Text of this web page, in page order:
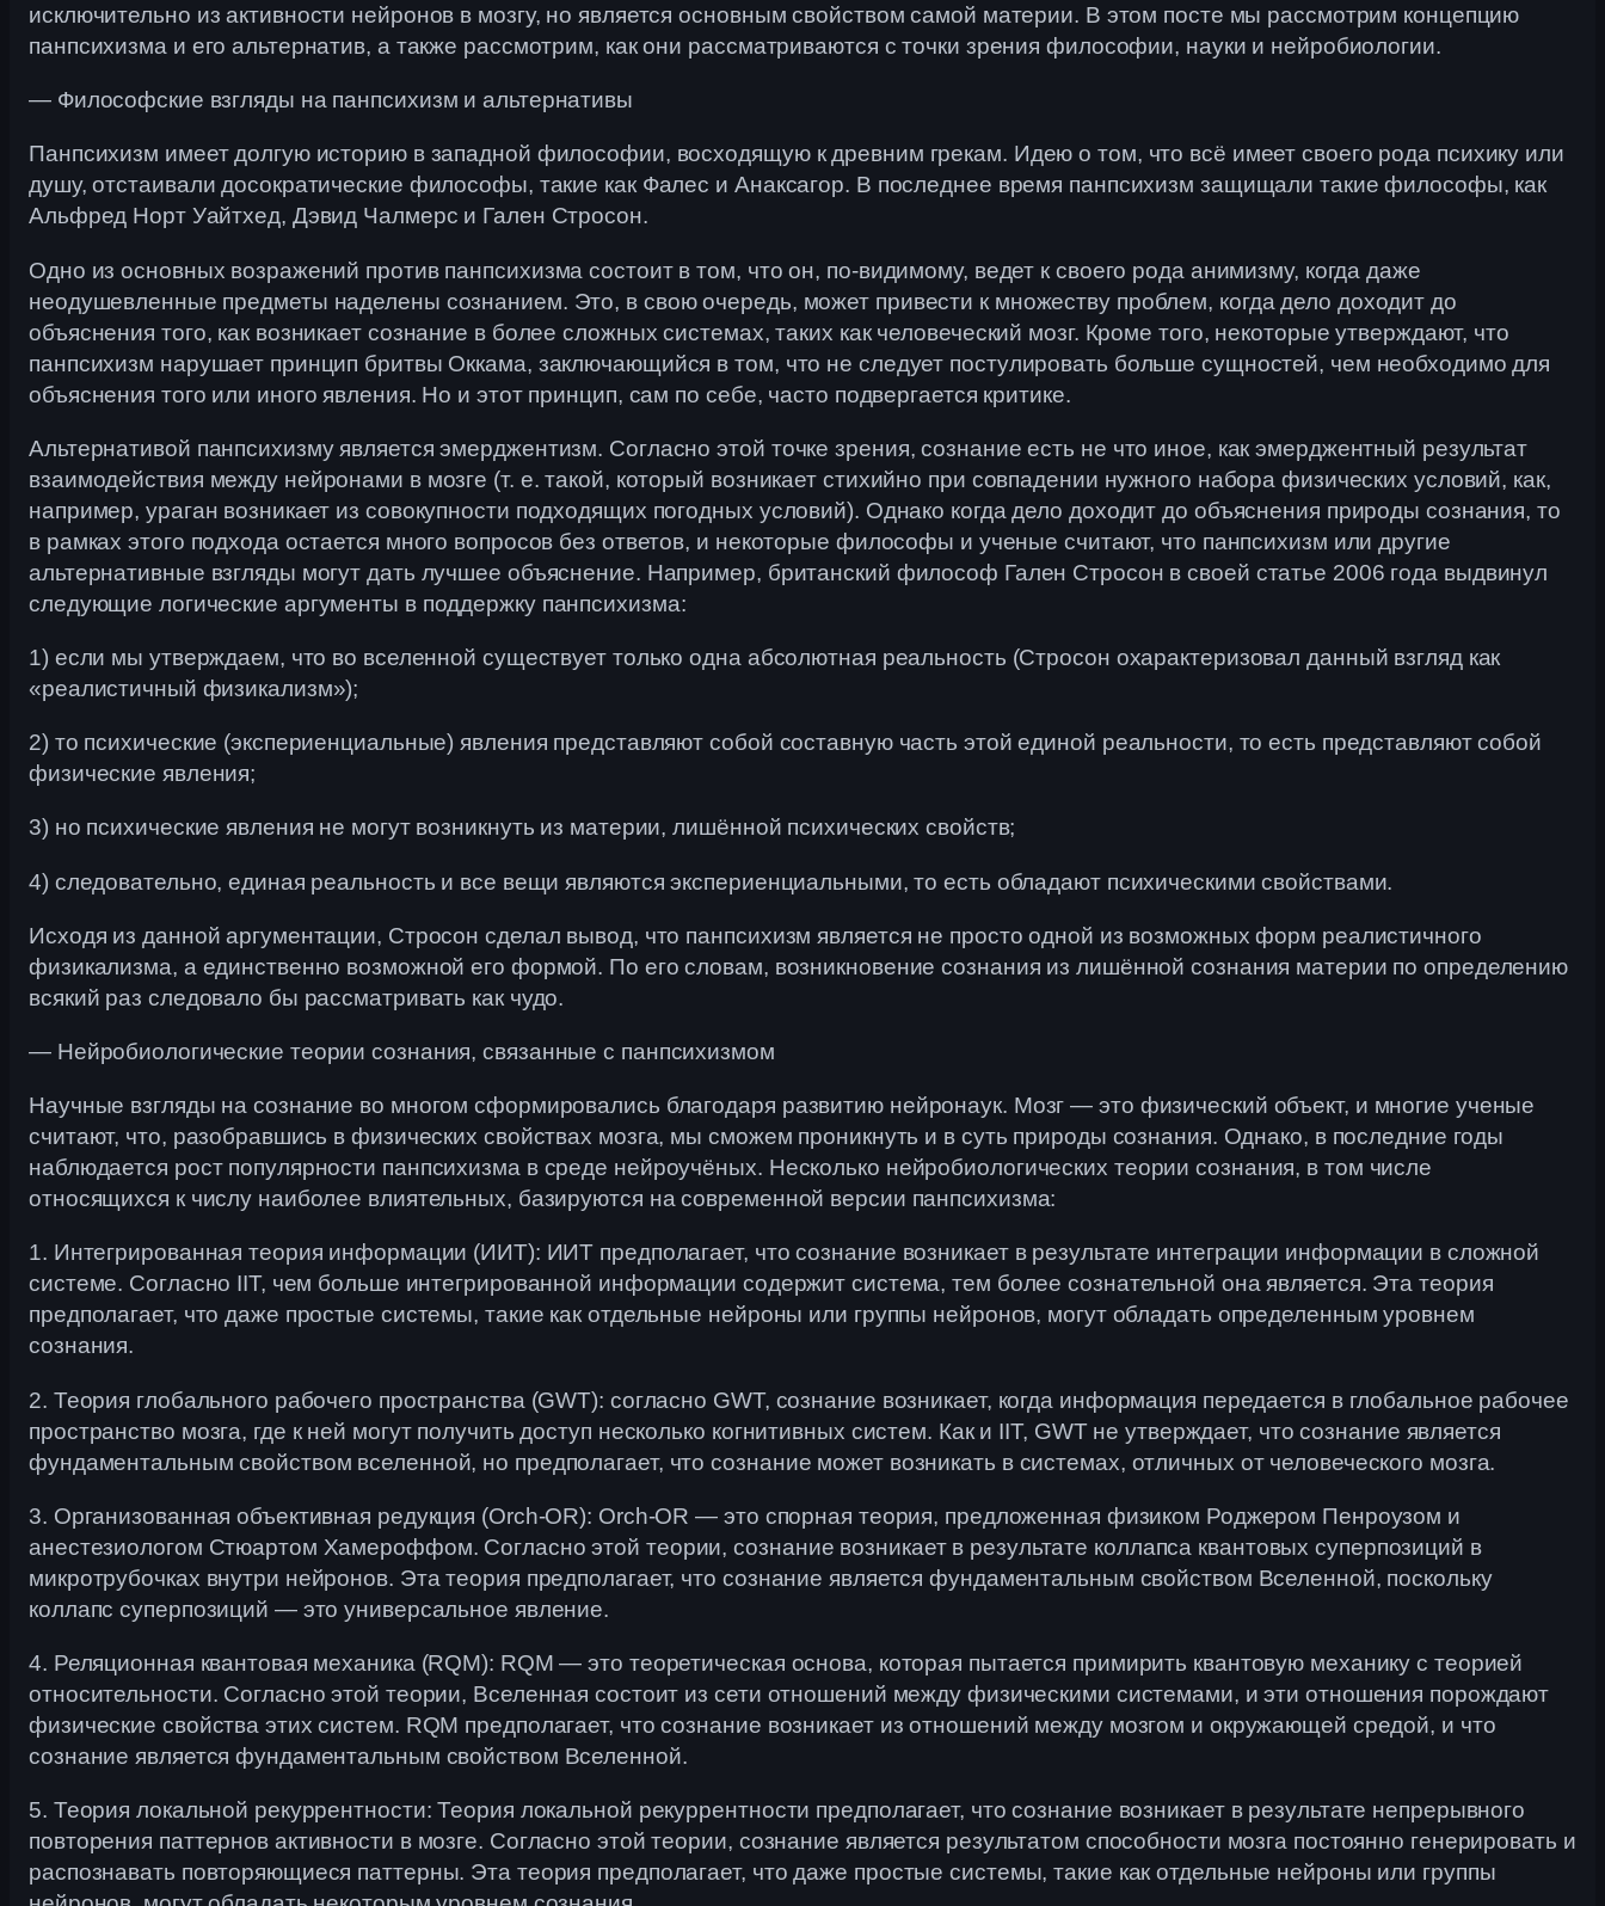
исключительно из активности нейронов в мозгу, но является основным свойством самой материи. В этом посте мы рассмотрим концепцию
панпсихизма и его альтернатив, а также рассмотрим, как они рассматриваются с точки зрения философии, науки и нейробиологии.
— Философские взгляды на панпсихизм и альтернативы
Панпсихизм имеет долгую историю в западной философии, восходящую к древним грекам. Идею о том, что всё имеет своего рода психику или
душу, отстаивали досократические философы, такие как Фалес и Анаксагор. В последнее время панпсихизм защищали такие философы, как
Альфред Норт Уайтхед, Дэвид Чалмерс и Гален Стросон.
Одно из основных возражений против панпсихизма состоит в том, что он, по-видимому, ведет к своего рода анимизму, когда даже
неодушевленные предметы наделены сознанием. Это, в свою очередь, может привести к множеству проблем, когда дело доходит до
объяснения того, как возникает сознание в более сложных системах, таких как человеческий мозг. Кроме того, некоторые утверждают, что
панпсихизм нарушает принцип бритвы Оккама, заключающийся в том, что не следует постулировать больше сущностей, чем необходимо для
объяснения того или иного явления. Но и этот принцип, сам по себе, часто подвергается критике.
Альтернативой панпсихизму является эмерджентизм. Согласно этой точке зрения, сознание есть не что иное, как эмерджентный результат
взаимодействия между нейронами в мозге (т. е. такой, который возникает стихийно при совпадении нужного набора физических условий, как,
например, ураган возникает из совокупности подходящих погодных условий). Однако когда дело доходит до объяснения природы сознания, то
в рамках этого подхода остается много вопросов без ответов, и некоторые философы и ученые считают, что панпсихизм или другие
альтернативные взгляды могут дать лучшее объяснение. Например, британский философ Гален Стросон в своей статье 2006 года выдвинул
следующие логические аргументы в поддержку панпсихизма:
1) если мы утверждаем, что во вселенной существует только одна абсолютная реальность (Стросон охарактеризовал данный взгляд как
«реалистичный физикализм»);
2) то психические (экспериенциальные) явления представляют собой составную часть этой единой реальности, то есть представляют собой
физические явления;
3) но психические явления не могут возникнуть из материи, лишённой психических свойств;
4) следовательно, единая реальность и все вещи являются экспериенциальными, то есть обладают психическими свойствами.
Исходя из данной аргументации, Стросон сделал вывод, что панпсихизм является не просто одной из возможных форм реалистичного
физикализма, а единственно возможной его формой. По его словам, возникновение сознания из лишённой сознания материи по определению
всякий раз следовало бы рассматривать как чудо.
— Нейробиологические теории сознания, связанные с панпсихизмом
Научные взгляды на сознание во многом сформировались благодаря развитию нейронаук. Мозг — это физический объект, и многие ученые
считают, что, разобравшись в физических свойствах мозга, мы сможем проникнуть и в суть природы сознания. Однако, в последние годы
наблюдается рост популярности панпсихизма в среде нейроучёных. Несколько нейробиологических теории сознания, в том числе
относящихся к числу наиболее влиятельных, базируются на современной версии панпсихизма:
1. Интегрированная теория информации (ИИТ): ИИТ предполагает, что сознание возникает в результате интеграции информации в сложной
системе. Согласно IIT, чем больше интегрированной информации содержит система, тем более сознательной она является. Эта теория
предполагает, что даже простые системы, такие как отдельные нейроны или группы нейронов, могут обладать определенным уровнем
сознания.
2. Теория глобального рабочего пространства (GWT): согласно GWT, сознание возникает, когда информация передается в глобальное рабочее
пространство мозга, где к ней могут получить доступ несколько когнитивных систем. Как и IIT, GWT не утверждает, что сознание является
фундаментальным свойством вселенной, но предполагает, что сознание может возникать в системах, отличных от человеческого мозга.
3. Организованная объективная редукция (Orch-OR): Orch-OR — это спорная теория, предложенная физиком Роджером Пенроузом и
анестезиологом Стюартом Хамероффом. Согласно этой теории, сознание возникает в результате коллапса квантовых суперпозиций в
микротрубочках внутри нейронов. Эта теория предполагает, что сознание является фундаментальным свойством Вселенной, поскольку
коллапс суперпозиций — это универсальное явление.
4. Реляционная квантовая механика (RQM): RQM — это теоретическая основа, которая пытается примирить квантовую механику с теорией
относительности. Согласно этой теории, Вселенная состоит из сети отношений между физическими системами, и эти отношения порождают
физические свойства этих систем. RQM предполагает, что сознание возникает из отношений между мозгом и окружающей средой, и что
сознание является фундаментальным свойством Вселенной.
5. Теория локальной рекуррентности: Теория локальной рекуррентности предполагает, что сознание возникает в результате непрерывного
повторения паттернов активности в мозге. Согласно этой теории, сознание является результатом способности мозга постоянно генерировать и
распознавать повторяющиеся паттерны. Эта теория предполагает, что даже простые системы, такие как отдельные нейроны или группы